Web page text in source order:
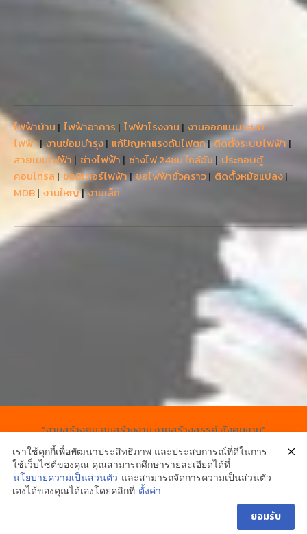
ไฟฟ้าบ้าน | ไฟฟ้าอาคาร | ไฟฟ้าโรงงาน | งานออกแบบระบบ
ไฟฟ้า|งานซ่อมบำรุง| แก้ปัญหาแรงดันไฟตก|ติดตั้งระบบไฟฟ้า |
สายเมนไฟฟ้า | ช่างไฟฟ้า | ช่างไฟ 24ชม ใกล้ฉัน | ประกอบตู้
คอนโทรล | ขอมิเตอร์ไฟฟ้า|ขอไฟฟ้าชั่วคราว| ติดตั้งหม้อแปลง|
MDB| งานใหญ่|งานเล็ก
"งานสร้างคน คนสร้างงาน งานสร้างสรรค์ สังคมงาม"
เราใช้คุกกี้เพื่อพัฒนาประสิทธิภาพ และประสบการณ์ที่ดีในการ
ใช้เว็บไซต์ของคุณ คุณสามารถศึกษารายละเอียดได้ที่
นโยบายความเป็นส่วนตัว และสามารถจัดการความเป็นส่วนตัว
เองได้ของคุณได้เองโดยคลิกที่ ตั้งค่า
ยอมรับ
O